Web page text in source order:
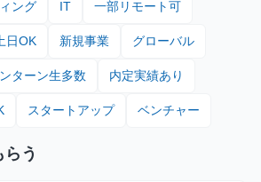
ング IT 一部リモート可
日OK 新規事業 グローバル
ターン生多数 内定実績あり
スタートアップ ベンチャー
う